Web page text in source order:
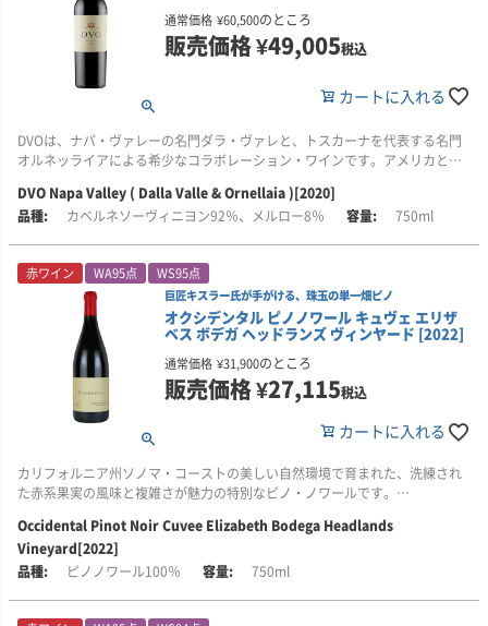
ています。
性を映したワインを生み出しています。
中でもシャルドネは、ピエロを語るうえで欠かせない存在です。豊かな果実
味、クリーミーな質感、伸びやかな酸を備えたそのスタイルは、マーガレッ
ト・リヴァー産シャルドネの魅力を伝える一本として高く評価されていま
の、ブドウの品質は非常に優れたものとなりました。明るい果実味と素晴ら
しい酸を備えたワインに適した条件となっています。
アデレード・ヒルズでは、生育期の降水量は平年を大きく下回りましたが、6
月と8月に十分な雨があり、萌芽に向けた土壌水分は確保されました。夏は暑
く、1月には2度の熱波がありましたが、その間に涼しい時期もあり、影響は
和らげられました。収穫期に向けては穏やかな気候となり、品種の個性と自
然な酸を備えたシャルドネが得られました。
■栽培について
使用されるブドウは、オーストラリアの冷涼産地であるタスマニア、タンバ
ペンフォールズは、ヤッターナのために冷涼な気候の産地から最高品質のシ
ャルドネだけを厳選。産地ごとの個性を生かしながら、ワイン全体としての
完成度を高めています。
タスマニア由来の引き締まった酸とミネラル感、タンバランバの明るい果実
味、アデレード・ヒルズの品種らしい風味と自然な酸が、ヤッターナらしい
緊張感と奥行きを形づくっています。
■醸造について
ヤッターナは、厳選したシャルドネを用い、ペンフォールズの洗練された醸
造技術によって造られます。
55％、1年使用樽45％です。
オークはワインに厚みや複雑味を与えながらも、主役である果実味を支える
役割に徹しています。澱由来の旨み、オーク由来の香ばしさ、冷涼産地のシ
ャルドネらしい酸とミネラル感が調和し、力強さと繊細さを兼ね備えた味わ
2012年、2014年のワインをブレンドして造られています。2025年リリース
と似たヴィンテージ構成ですが、今回は2013年の代わりに2014年のワインが
使われています。主体となるのはティント・フィノ(テンプラニーリョ)で、少
量のカベルネ・ソーヴィニヨンがブレンドされています。
アルコール度数は例年通り14.5％、pHは3.86、酸度は4.8gです。ワイナリー
では、このブレンドにより熟成したワインを用いようとしており、2011年と
2012年は前回と同じ構成で、2014年は2013年より優れたヴィンテージとさ
れています。
これは、ベガ・シシリアらしさを追求するためのブレンドであり、複雑さを
ンがフレッシュさを加えています。味わいは素晴らしく、なめらかで洗練さ
れ、上品。タンニンはきめ細かく、非常に美しい仕上がりです。
生産本数はマグナム264本。2022年5月に瓶詰めされました。
飲み頃：2027～2043年
レヴュー：Luis Gutierrez(2026年6月16日)
■ベガ・シシリアについて
「時を味方につける、スペインワインの頂点。」
ボデガス・ベガ・シシリアは、スペインを代表する銘醸地リベラ・デル・ド
ゥエロに拠点を置く、スペインワインの頂点ともいえる名門ワイナリーで
す。
その名声は、希少性や格式だけによるものではありません。ドゥエロ川のほ
とりに広がる特別な土地、厳しい気候、長い時間をかけた熟成、そして自然
のリズムを尊重する人の手仕事が重なり合うことで、世界中のワイン愛好家
■生産者のコメント
特別な畑から生まれる私たちのシャルドネは、味わいの深み、長い余韻、香
りの複雑さ、そして豊かさと繊細さの見事なバランスを備えています。一般
的に、冷涼な気候と低樹勢の土壌が、優雅でありながら生き生きとしたワイ
ンを生み出しています。（デイヴィッド・レイミー）
【95点】ストーンフルーツやパイナップル、パンナコッタ、ジンジャー、ト
ーストしたブリオッシュ、蜂蜜を思わせる、開放的で魅力的な香り。味わい
が続きます。
レビュアー：エリン・ブルックス
公開日：2025年8月8日
■ヴィンテージについて
2023年の生育期は、雨が多く寒い冬から始まりました。これにより地下水が
十分に補われた一方、開花は大きく遅れました。春も涼しい気候が続き、夏
は長期にわたる熱波のない穏やかなシーズンとなりました。収穫はレイバ
ー・デイ以降に始まり、2022年よりも約3週間遅いスタートとなりました。
シャルドネの収穫は、そのすぐ後に行われています。
■栽培について
ァー・ヴァレー内の複数の優れた畑から収穫されています。構成は、ラフラ
ンキ26％、ウエストサイド・ファームズ18％、ソノマ・フットヒルズ16％、
マルティネリ・ラフリン15％、キルカレン12％、ダットン・セバストポール
通常価格 ¥60,500のところ
販売価格¥49,005税込
カートに入れる
DVOは、ナパ・ヴァレーの名門ダラ・ヴァレと、トスカーナを代表する名門
オルネッライアによる希少なコラボレーション・ワインです。アメリカとイ
出した注目のワイン・プロジェクトです。
ネ・ソーヴィニヨンです。
60％新樽で22か月間熟成され、ブラックチェリー、カシス、ボイセンベリー
の繊細なニュアンスに、ベーキングスパイスやエキゾチックウッドの香りが
重なります。バランスの取れた酸が、タンニンの骨格に緊張感と引き締まっ
た印象をもたらし、余韻を長く引き伸ばします。ブレンドには8％のメルロー
が加えられており、魅力的なフレッシュさと明るさを与えています。
■ヴィンテージについて
を通して直面したさまざまな困難に、粘り強く立ち向かいました。
芽吹きが早まり、順調な成長へとつながりました。夏には、ナパらしい涼し
い夜と暖かな日中の気候により、ブドウの成熟はいったん緩やかになりまし
たが、8月に入ると再び成熟が進み、美しいブドウを早い時期に収穫すること
DVO Napa Valley ( Dalla Valle & Ornellaia )[2020]
カベルネソーヴィニヨン92％、メルロー8％
750ml
赤ワイン WA95点 WS95点
巨匠キスラー氏が手がける、珠玉の単一畑ピノ
オクシデンタル ピノノワール キュヴェ エリザ
ベス ボデガ ヘッドランズ ヴィンヤード [2022]
通常価格 ¥31,900のところ
販売価格¥27,115税込
カートに入れる
カリフォルニア州ソノマ・コーストの美しい自然環境で育まれた、洗練され
た赤系果実の風味と複雑さが魅力の特別なピノ・ノワールです。
このキュヴェの名前は、ワイナリー創設者スティーヴ・キスラー氏の次女、
エリザベス氏への敬意を込めて名付けられました。ボデガ・ヘッドランズ・
ヴィンヤードの個性が凝縮された、このワインをぜひお楽しみください。
Occidental Pinot Noir Cuvee Elizabeth Bodega Headlands
Vineyard[2022]
ピノノワール100％
750ml